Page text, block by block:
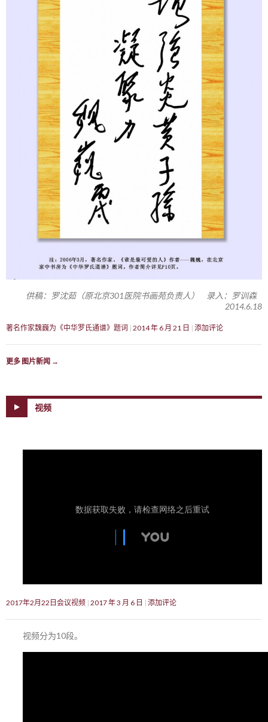
供稿：罗沈茹（原北京301医院书画苑负责人） 录入：罗训森
2014.6.18
著名作家魏巍为《中华罗氏通谱》题词 2014 年 6 月 21 日 添加评论
更多 图片新闻 →
视频
2017年2月22日会议视频 2017 年 3 月 6 日 添加评论
视频分为10段。